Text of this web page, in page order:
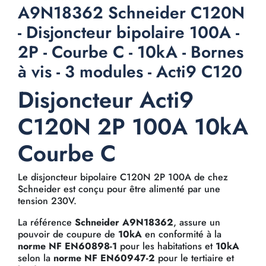
A9N18362 Schneider C120N
- Disjoncteur bipolaire 100A -
2P - Courbe C - 10kA - Bornes
à vis - 3 modules - Acti9 C120
Disjoncteur Acti9
C120N 2P 100A 10kA
Courbe C
Le disjoncteur bipolaire C120N 2P 100A de chez
Schneider est conçu pour être alimenté par une
tension 230V.
La référence Schneider A9N18362, assure un
pouvoir de coupure de 10kA en conformité à la
norme NF EN60898-1 pour les habitations et 10kA
selon la norme NF EN60947-2 pour le tertiaire et